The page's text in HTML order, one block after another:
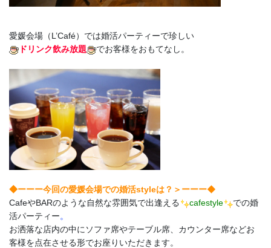
愛媛会場（L’Café）では婚活パーティーで珍しい
ドリンク飲み放題
でお客様をおもてなし。
◆ーーー今回の愛媛会場での婚活styleは？＞ ーーー◆
CafeやBARのような自然な雰囲気で出逢える cafestyle
での婚
活パーティー。
お洒落な店内の中にソファ席やテーブル席、カウンター席などお
客様を点在させる形でお座りいただきます。